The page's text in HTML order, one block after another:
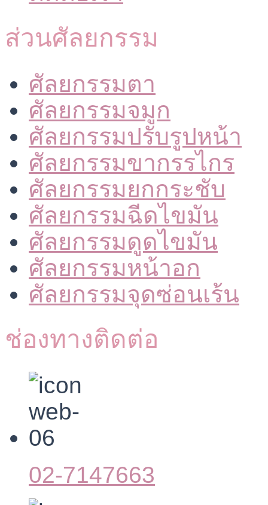
ส่วนศัลยกรรม
ศัลยกรรมตา
ศัลยกรรมจมูก
ศัลยกรรมปรับรูปหน้า
ศัลยกรรมขากรรไกร
ศัลยกรรมยกกระชับ
ศัลยกรรมฉีดไขมัน
ศัลยกรรมดูดไขมัน
ศัลยกรรมหน้าอก
ศัลยกรรมจุดซ่อนเร้น
ช่องทางติดต่อ
02-7147663